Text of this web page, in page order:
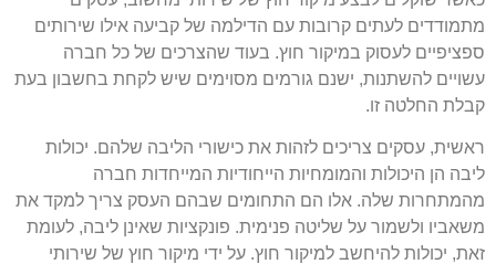
מתמודדים לעתים קרובות עם הדילמה של קביעה אילו שירותים
ספציפיים לעסוק במיקור חוץ. בעוד שהצרכים של כל חברה
עשויים להשתנות, ישנם גורמים מסוימים שיש לקחת בחשבון בעת
קבלת החלטה זו.
ראשית, עסקים צריכים לזהות את כישורי הליבה שלהם. יכולות
ליבה הן היכולות והמומחיות הייחודיות המייחדות חברה
מהמתחרות שלה. אלו הם התחומים שבהם העסק צריך למקד את
משאביו ולשמור על שליטה פנימית. פונקציות שאינן ליבה, לעומת
זאת, יכולות להיחשב למיקור חוץ. על ידי מיקור חוץ של שירותי